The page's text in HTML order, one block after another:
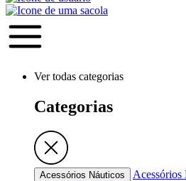
Ver todas categorias
Categorias
Acessórios Náuticos
Acessórios